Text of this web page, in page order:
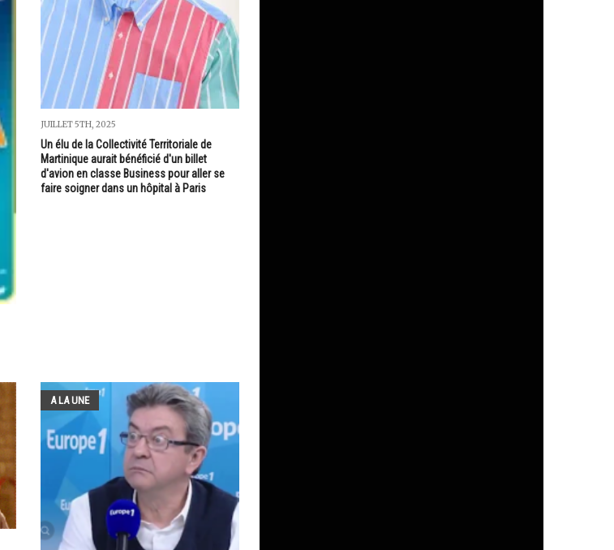
JUILLET 5TH, 2025
Un élu de la Collectivité Territoriale de
Martinique aurait bénéficié d'un billet
d'avion en classe Business pour aller se
faire soigner dans un hôpital à Paris
A LA UNE